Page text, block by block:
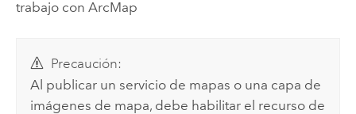
trabajo con ArcMap
Precaución:
Al publicar un servicio de mapas o una capa de
imágenes de mapa, debe habilitar el recurso de